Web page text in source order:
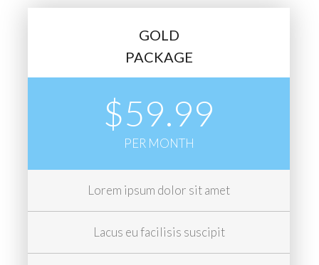
GOLD
PACKAGE
$59.99
PER MONTH
Lorem ipsum dolor sit amet
Lacus eu facilisis suscipit